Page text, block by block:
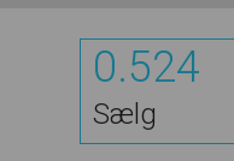
0.524
Sælg